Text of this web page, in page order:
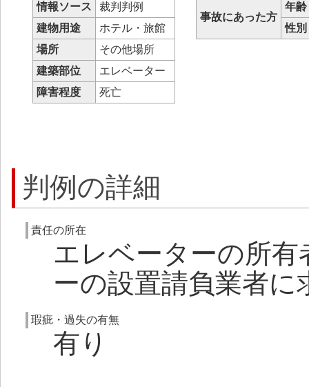
情報ソース
裁判判例
建物用途
ホテル・旅館
場所
その他場所
建築部位
エレベーター
障害程度
死亡
事故にあった方
年齢
性別
判例の詳細
責任の所在
エレベーターの所
ーの設置請負業者に
瑕疵・過失の有無
有り